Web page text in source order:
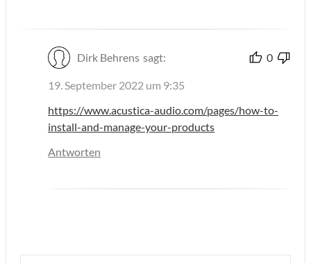
Dirk Behrens sagt: 0
19. September 2022 um 9:35
https://www.acustica-audio.com/pages/how-to-
install-and-manage-your-products
Antworten